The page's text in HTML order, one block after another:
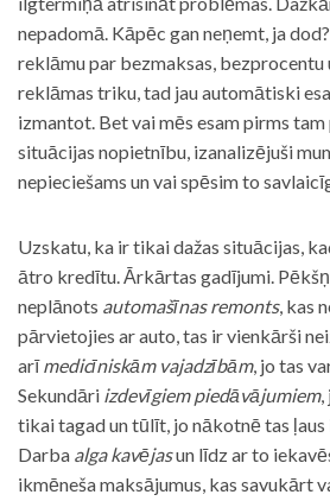
nepadomā. Kāpēc gan neņemt, ja
reklāmu par bezmaksas,
reklāmas triku, tad jau automātiski
izmantot. Bet vai mēs esam pirms
situācijas nopietnību, izanalizējuši
nepieciešams un vai spēsim to
Uzskatu, ka ir tikai dažas situācijas,
ātro kredītu. Ārkārtas gadījumi.
neplānots automašīnas remonts, kas
pārvietojies ar auto, tas ir vienkārši
arīmedicīniskām vajadzībām, jo tas
Sekundāri izdevīgiem piedāvājumiem,
tikai tagad un tūlīt, jo nākotnē tas
Darba alga kavējasun līdz ar to
ikmēneša maksājumus, kas savukārt